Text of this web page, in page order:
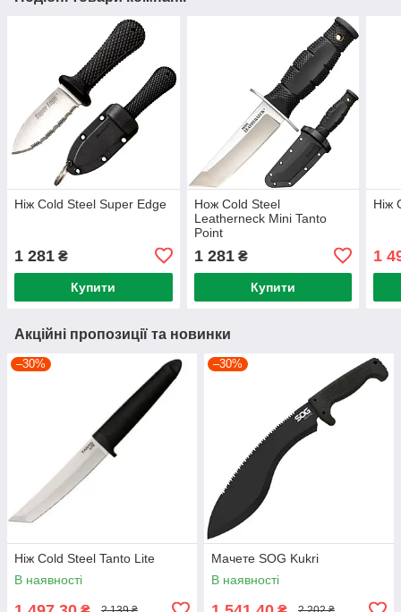
Ніж Cold Steel Super Edge
1 281 ₴
Купити
Нож Cold Steel
Leatherneck Mini Tanto
Point
1 281₴
Купити
Ніж
1
Акційні пропозиції та новинки
–30%
Ніж Cold Steel Tanto Lite
В наявності
–30%
Мачете SOG Kukri
В наявності